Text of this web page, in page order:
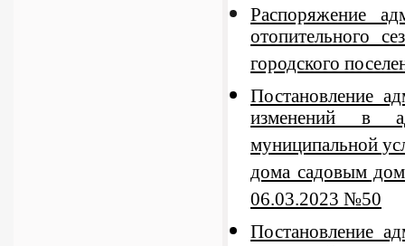
Распоряжение
отопительного
городского
Постановление
изменений в
муниципальной
дома садовым
06.03.2023 №50
Постановление